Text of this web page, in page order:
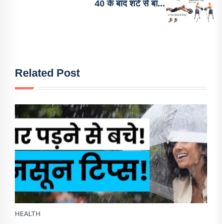
40 के बाद शर्ट से बा...
Related Post
HEALTH